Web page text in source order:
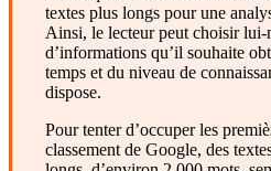
textes plus longs pour une
Ainsi, le lecteur peut choisir lui-
d’informations qu’il souhaite
temps et du niveau de
dispose.
Pour tenter d’occuper les
classement de Google, des